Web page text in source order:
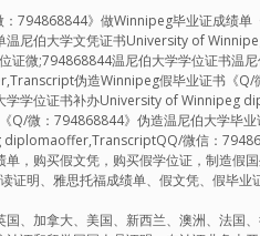
：794868844》做Winnipeg毕业证成绩
温尼伯大学文凭证书University of
证微;794868844温尼伯大学学位证书温
伪造Winnipeg假毕业证书《Q/
学学位证书补办University of Winnipeg
Q/微：794868844》伪造温尼伯大学毕
微信：
，购买假文凭，购买假学位证，制造假
证明、雅思托福成绩单、假文凭、假毕业
、加拿大、美国、新西兰、澳洲、法国